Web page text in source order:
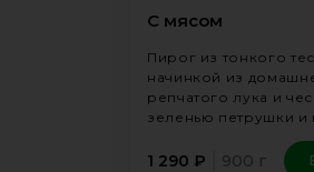
С мясом
Пирог из тонкого
начинкой из
репчатого лука и
зеленью петрушки и
1 290 ₽ 900 г